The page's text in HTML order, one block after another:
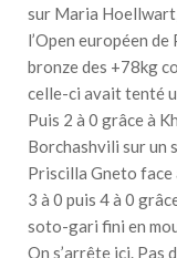
sur Maria
l’Open européen
bronze des +78kg
celle-ci avait tenté
Puis 2 à 0 grâce à
Borchashvili sur un
Priscilla Gneto face
3 à 0 puis 4 à 0
soto-gari fini en
On s’arrête ici. Pas